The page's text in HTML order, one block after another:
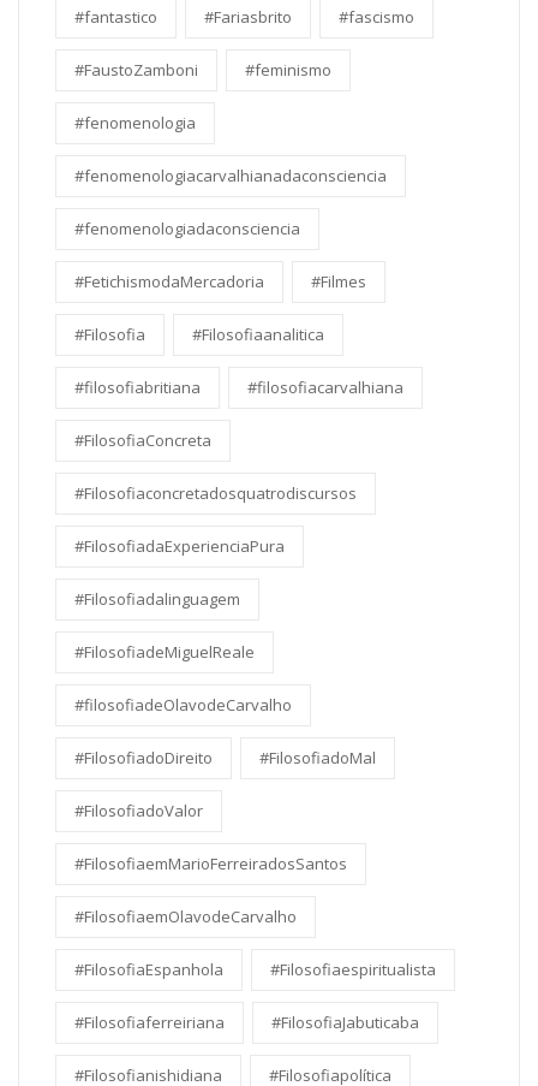
#fantastico #Fariasbrito #fascismo
#FaustoZamboni #feminismo
#fenomenologia
#fenomenologiacarvalhianadaconsciencia
#fenomenologiadaconsciencia
#FetichismodaMercadoria #Filmes
#Filosofia #Filosofiaanalitica
#filosofiabritiana #filosofiacarvalhiana
#FilosofiaConcreta
#Filosofiaconcretadosquatrodiscursos
#FilosofiadaExperienciaPura
#Filosofiadalinguagem
#FilosofiadeMiguelReale
#filosofiadeOlavodeCarvalho
#FilosofiadoDireito #FilosofiadoMal
#FilosofiadoValor
#FilosofiaemMarioFerreiradosSantos
#FilosofiaemOlavodeCarvalho
#FilosofiaEspanhola #Filosofiaespiritualista
#Filosofiaferreiriana #FilosofiaJabuticaba
#Filosofianishidiana #Filosofiapolítica